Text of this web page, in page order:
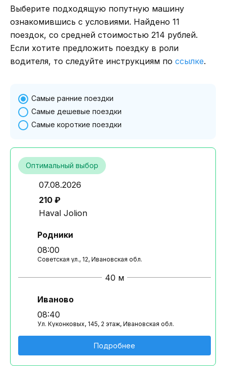
Выберите подходящую попутную машину
ознакомившись с условиями. Найдено 11
поездок, со средней стоимостью 214 рублей.
Если хотите предложить поездку в роли
водителя, то следуйте инструкциям по ссылке.
Самые ранние поездки
Самые дешевые поездки
Самые короткие поездки
Оптимальный выбор
07.08.2026
210 ₽
Haval Jolion
Родники
08:00
Советская ул., 12, Ивановская обл.
40 м
Иваново
08:40
Ул. Куконковых, 145, 2 этаж, Ивановская обл.
Подробнее